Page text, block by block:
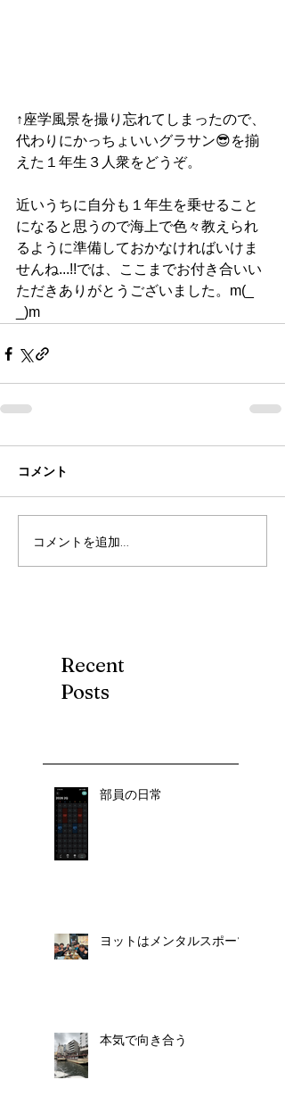
↑座学風景を撮り忘れてしまったので、
代わりにかっちょいいグラサン😎を揃
えた１年生３人衆をどうぞ。
近いうちに自分も１年生を乗せること
になると思うので海上で色々教えられ
るように準備しておかなければいけま
せんね...!!では、ここまでお付き合いい
ただきありがとうございました。m(_
_)m
コメント
コメントを追加…
Recent
Posts
部員の日常
ヨットはメンタルスポーツ
本気で向き合う